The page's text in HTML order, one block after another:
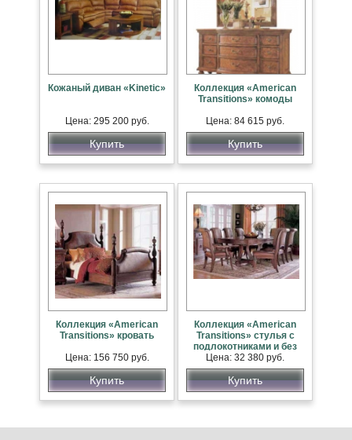
Кожаный диван «Kinetic»
Цена: 295 200 руб.
Купить
Коллекция «American
Transitions» комоды
Цена: 84 615 руб.
Купить
Коллекция «American
Transitions» кровать
Цена: 156 750 руб.
Купить
Коллекция «American
Transitions» стулья с
подлокотниками и без
Цена: 32 380 руб.
Купить